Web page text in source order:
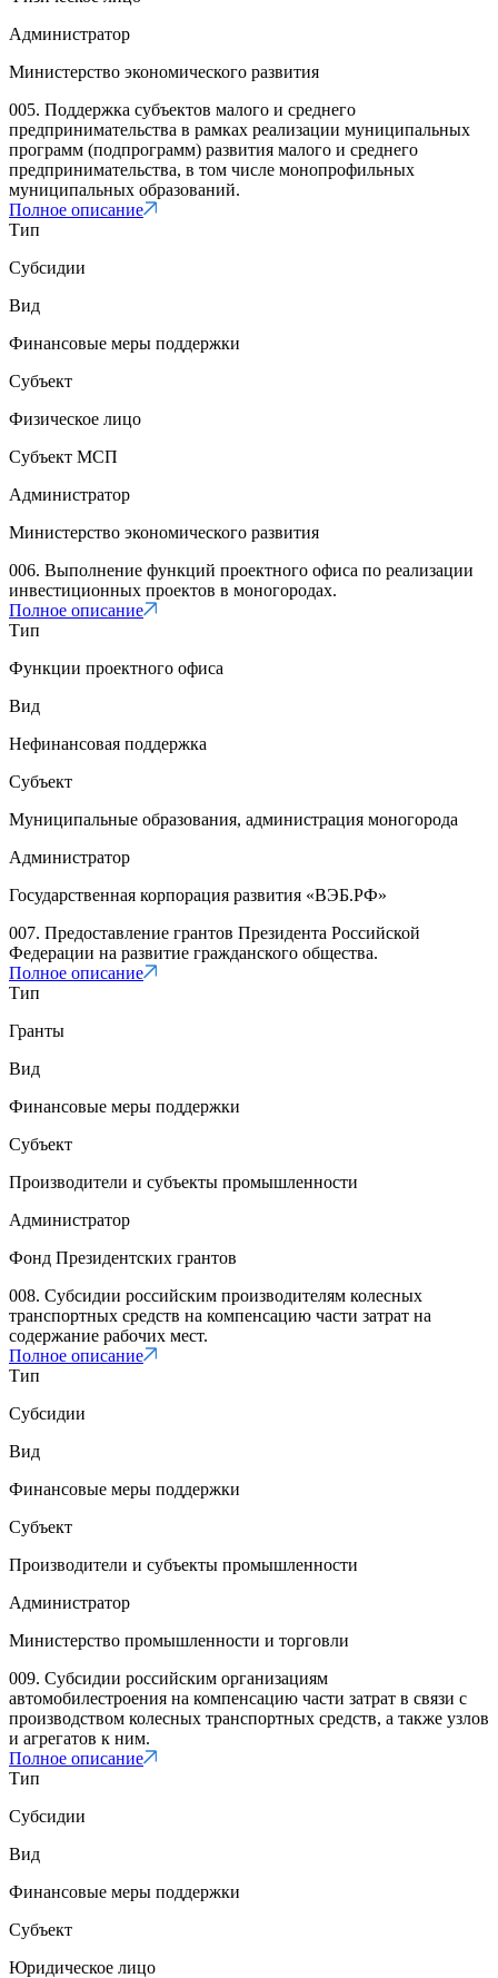
Администратор
Министерство экономического развития
005. Поддержка субъектов малого и среднего
предпринимательства в рамках реализации муниципальных
программ (подпрограмм) развития малого и среднего
предпринимательства, в том числе монопрофильных
муниципальных образований.
Полное описание
Тип
Субсидии
Вид
Финансовые меры поддержки
Субъект
Физическое лицо
Субъект МСП
Администратор
Министерство экономического развития
006. Выполнение функций проектного офиса по реализации
инвестиционных проектов в моногородах.
Полное описание
Тип
Функции проектного офиса
Вид
Нефинансовая поддержка
Субъект
Муниципальные образования, администрация моногорода
Администратор
Государственная корпорация развития «ВЭБ.РФ»
007. Предоставление грантов Президента Российской
Федерации на развитие гражданского общества.
Полное описание
Тип
Гранты
Вид
Финансовые меры поддержки
Субъект
Производители и субъекты промышленности
Администратор
Фонд Президентских грантов
008. Субсидии российским производителям колесных
транспортных средств на компенсацию части затрат на
содержание рабочих мест.
Полное описание
Тип
Субсидии
Вид
Финансовые меры поддержки
Субъект
Производители и субъекты промышленности
Администратор
Министерство промышленности и торговли
009. Субсидии российским организациям
автомобилестроения на компенсацию части затрат в связи с
производством колесных транспортных средств, а также узлов
и агрегатов к ним.
Полное описание
Тип
Субсидии
Вид
Финансовые меры поддержки
Субъект
Юридическое лицо